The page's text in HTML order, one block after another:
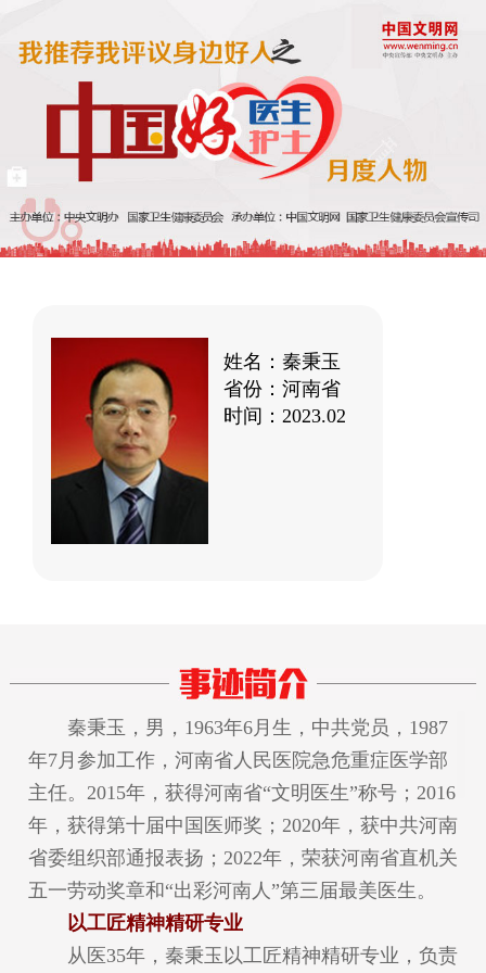
姓名：秦秉玉
省份：河南省
时间：2023.02
秦秉玉，男，1963年6月生，中共党员，1987
年7月参加工作，河南省人民医院急危重症医学部
主任。2015年，获得河南省“文明医生”称号；2016
年，获得第十届中国医师奖；2020年，获中共河南
省委组织部通报表扬；2022年，荣获河南省直机关
五一劳动奖章和“出彩河南人”第三届最美医生。
以工匠精神精研专业
从医35年，秦秉玉以工匠精神精研专业，负责